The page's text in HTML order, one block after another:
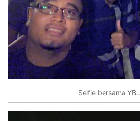
Selfie bersama YB..